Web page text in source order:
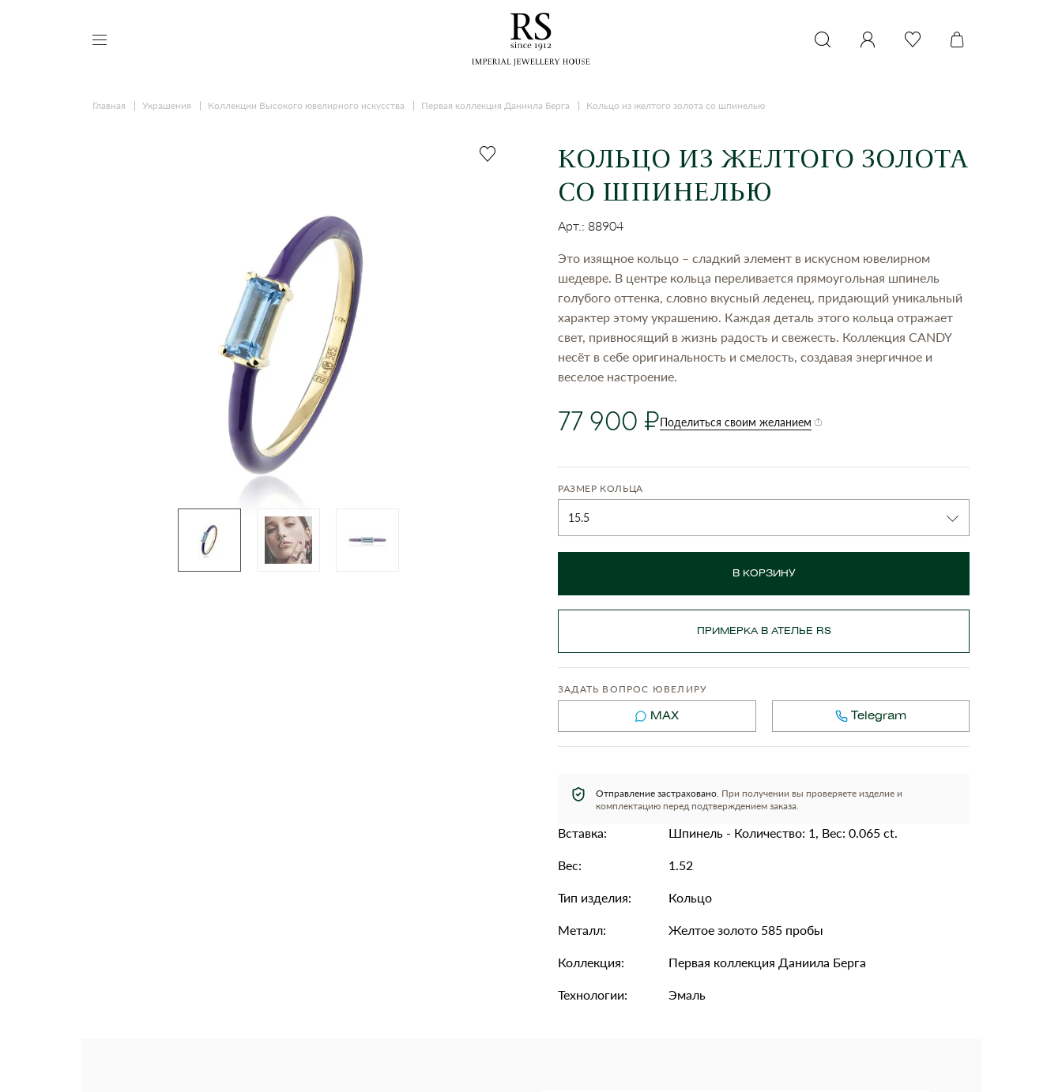
Главная Украшения Коллекции Высокого ювелирного искусства Первая коллекция Даниила Берга Кольцо из желтого золота со шпинелью
КОЛЬЦО ИЗ ЖЕЛТОГО ЗОЛОТА
СО ШПИНЕЛЬЮ
Арт.: 88904
Это изящное кольцо – сладкий элемент в искусном ювелирном
шедевре. В центре кольца переливается прямоугольная шпинель
голубого оттенка, словно вкусный леденец, придающий уникальный
характер этому украшению. Каждая деталь этого кольца отражает
свет, привносящий в жизнь радость и свежесть. Коллекция CANDY
несёт в себе оригинальность и смелость, создавая энергичное и
веселое настроение.
77 900 Поделиться своим желанием
РАЗМЕР КОЛЬЦА
15.5
В КОРЗИНУ
ПРИМЕРКА В АТЕЛЬЕ RS
ЗАДАТЬ ВОПРОС ЮВЕЛИРУ
MAX Telegram
Отправление застраховано. При получении вы проверяете изделие и
комплектацию перед подтверждением заказа.
Вставка:
Шпинель - Количество: 1, Вес: 0.065 ct.
Вес:
1.52
Тип изделия:
Кольцо
Металл:
Желтое золото 585 пробы
Коллекция:
Первая коллекция Даниила Берга
Технологии:
Эмаль